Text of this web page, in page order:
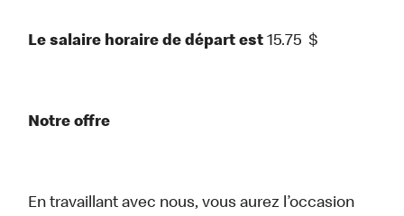
Le salaire horaire de départ est 15.75 $
Notre offre
En travaillant avec nous, vous aurez l’occasion